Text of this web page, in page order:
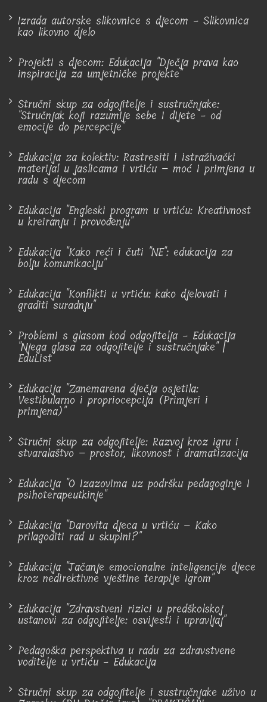
Izrada autorske slikovnice s djecom - Slikovnica
kao likovno djelo
Projekti s djecom: Edukacija "Dječja prava kao
inspiracija za umjetničke projekte"
Stručni skup za odgojitelje i sustručnjake:
"Stručnjak koji razumije sebe i dijete - od
emocije do percepcije"
Edukacija za kolektiv: Rastresiti i istraživački
materijal u jaslicama i vrtiću – moć i primjena u
radu s djecom
Edukacija "Engleski program u vrtiću: Kreativnost
u kreiranju i provođenju"
Edukacija "Kako reći i čuti "NE": edukacija za
bolju komunikaciju"
Edukacija "Konflikti u vrtiću: kako djelovati i
graditi suradnju"
Problemi s glasom kod odgojitelja - Edukacija
"Njega glasa za odgojitelje i sustručnjake" |
EduList
Edukacija "Zanemarena dječja osjetila:
Vestibularno i propriocepcija (Primjeri i
primjena)"
Stručni skup za odgojitelje: Razvoj kroz igru i
stvaralaštvo – prostor, likovnost i dramatizacija
Edukacija "O izazovima uz podršku pedagoginje i
psihoterapeutkinje"
Edukacija "Darovita djeca u vrtiću – Kako
prilagoditi rad u skupini?"
Edukacija "Jačanje emocionalne inteligencije djece
kroz nedirektivne vještine terapije igrom"
Edukacija "Zdravstveni rizici u predškolskoj
ustanovi za odgojitelje: osvijesti i upravljaj"
Pedagoška perspektiva u radu za zdravstvene
voditelje u vrtiću - Edukacija
Stručni skup za odgojitelje i sustručnjake uživo u